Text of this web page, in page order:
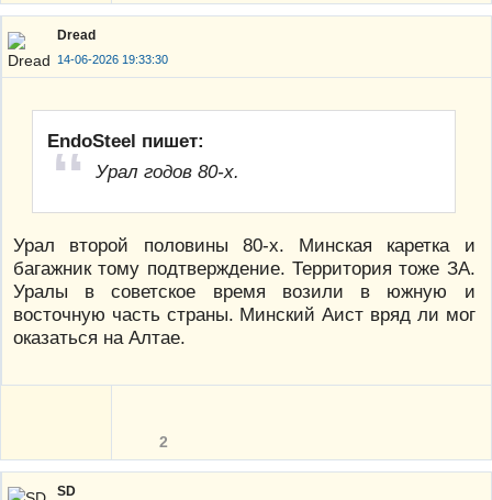
Dread
14-06-2026 19:33:30
EndoSteel пишет:
Урал годов 80-х.
Урал второй половины 80-х. Минская каретка и
багажник тому подтверждение. Территория тоже ЗА.
Уралы в советское время возили в южную и
восточную часть страны. Минский Аист вряд ли мог
оказаться на Алтае.
2
SD